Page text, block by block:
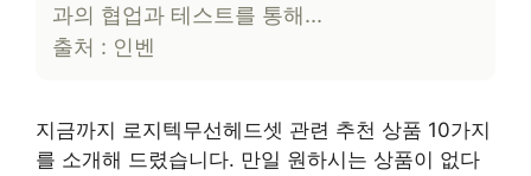
과의 협업과 테스트를 통해…
출처 : 인벤
지금까지 로지텍무선헤드셋 관련 추천 상품 10가지
를 소개해 드렸습니다. 만일 원하시는 상품이 없다